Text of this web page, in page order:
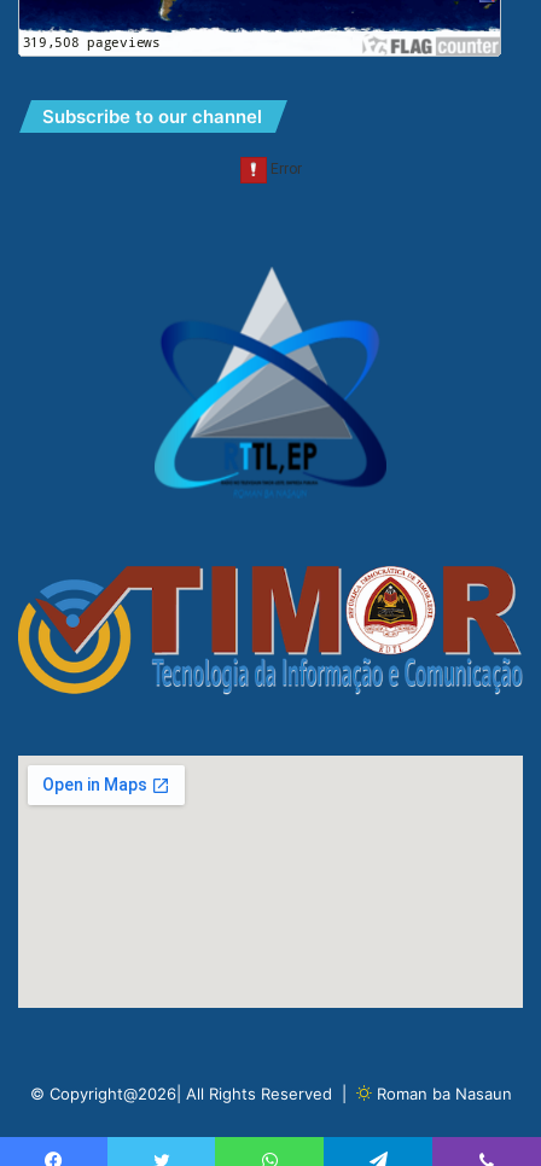
Subscribe to our channel
© Copyright@2026| All Rights Reserved | Roman ba Nasaun